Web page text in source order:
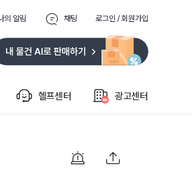
의 알림 채팅 로그인 / 회원가입
헬프센터 광고센터